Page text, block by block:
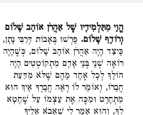
הֱוֵי מִתַּלְמִידָיו שֶׁל אַהֲרֹן אוֹהֵב שָׁלוֹם
וְרוֹדֵף שָׁלוֹם. פֵּרְשׁוּ בְּאָבוֹת דְּרַבִּי נָתָן,
כֵּיצַד הָיָה אַהֲרֹן אוֹהֵב שָׁלוֹם, כְּשֶׁהָיָה
רוֹאֶה שְׁנֵי בְּנֵי אָדָם מִתְקוֹטְטִים הָיָה
הוֹלֵךְ לְכָל אֶחָד מֵהֶם שֶׁלֹּא מִדַּעַת
חֲבֵרוֹ, וְאוֹמֵר לוֹ רְאֵה חֲבֵרְךָ אֵיךְ הוּא
מִתְחָרֵט וּמַכֶּה אֶת עַצְמוֹ עַל שֶׁחָטָא
לְךָ, וְהוּא אָמַר לִי שֶׁאָבֹא אֵלֶיךָ